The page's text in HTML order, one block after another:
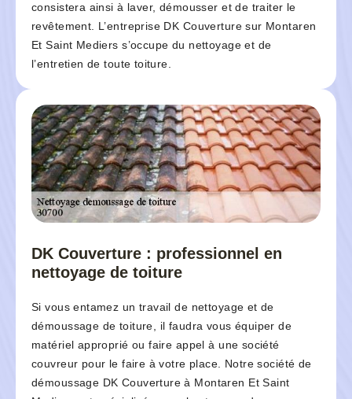
consistera ainsi à laver, démousser et de traiter le
revêtement. L’entreprise DK Couverture sur Montaren
Et Saint Mediers s’occupe du nettoyage et de
l’entretien de toute toiture.
DK Couverture : professionnel en
nettoyage de toiture
Si vous entamez un travail de nettoyage et de
démoussage de toiture, il faudra vous équiper de
matériel approprié ou faire appel à une société
couvreur pour le faire à votre place. Notre société de
démoussage DK Couverture à Montaren Et Saint